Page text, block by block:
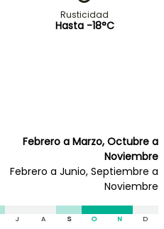
Rusticidad
Hasta -18°C
Febrero a Marzo, Octubre a
Noviembre
Febrero a Junio, Septiembre a
Noviembre
J A S O N D